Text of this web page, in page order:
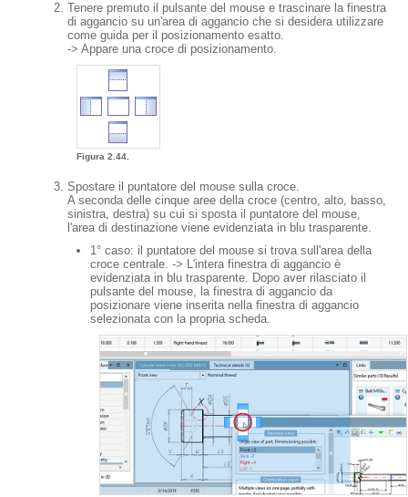
Tenere premuto il pulsante del mouse e trascinare la finestra
di aggancio su un'area di aggancio che si desidera utilizzare
come guida per il posizionamento esatto.
-> Appare una croce di posizionamento.
Figura 2.44.
Spostare il puntatore del mouse sulla croce.
A seconda delle cinque aree della croce (centro, alto, basso,
sinistra, destra) su cui si sposta il puntatore del mouse,
l'area di destinazione viene evidenziata in blu trasparente.
1° caso: il puntatore del mouse si trova sull'area della
croce centrale. -> L'intera finestra di aggancio è
evidenziata in blu trasparente. Dopo aver rilasciato il
pulsante del mouse, la finestra di aggancio da
posizionare viene inserita nella finestra di aggancio
selezionata con la propria scheda.